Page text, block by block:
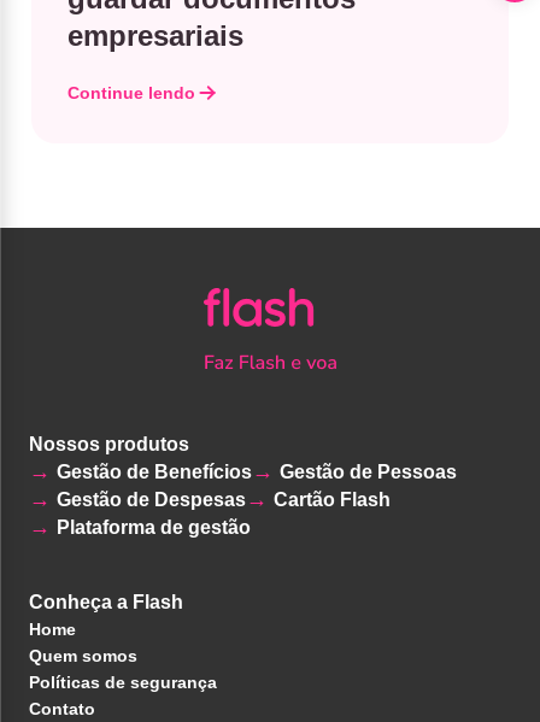
empresariais
Continue lendo
Nossos produtos
Gestão de Benefícios
Gestão de Pessoas
Gestão de Despesas
Cartão Flash
Plataforma de gestão
Conheça a Flash
Home
Quem somos
Políticas de segurança
Contato